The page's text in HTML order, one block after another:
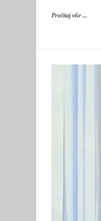
Pročitaj više ...